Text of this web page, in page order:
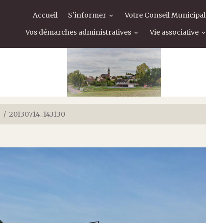
Accueil S'informer Votre Conseil Municipal
Vos démarches administratives
Vie associative
20130714_143130